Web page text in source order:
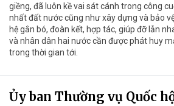
giềng, đã luôn kề vai sát cánh trong công
nhất đất nước cũng như xây dựng và bảo
hệ gắn bó, đoàn kết, hợp tác, giúp đỡ lẫn
và nhân dân hai nước cần được phát huy
trong thời gian tới.
Ủy ban Thường vụ Quốc